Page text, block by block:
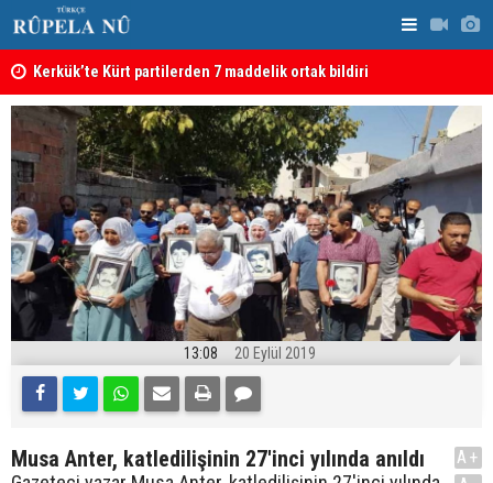
Kerkük’te Kürt partilerden 7 maddelik ortak bildiri
13:08 20 Eylül 2019
Musa Anter, katledilişinin 27'inci yılında anıldı
A+